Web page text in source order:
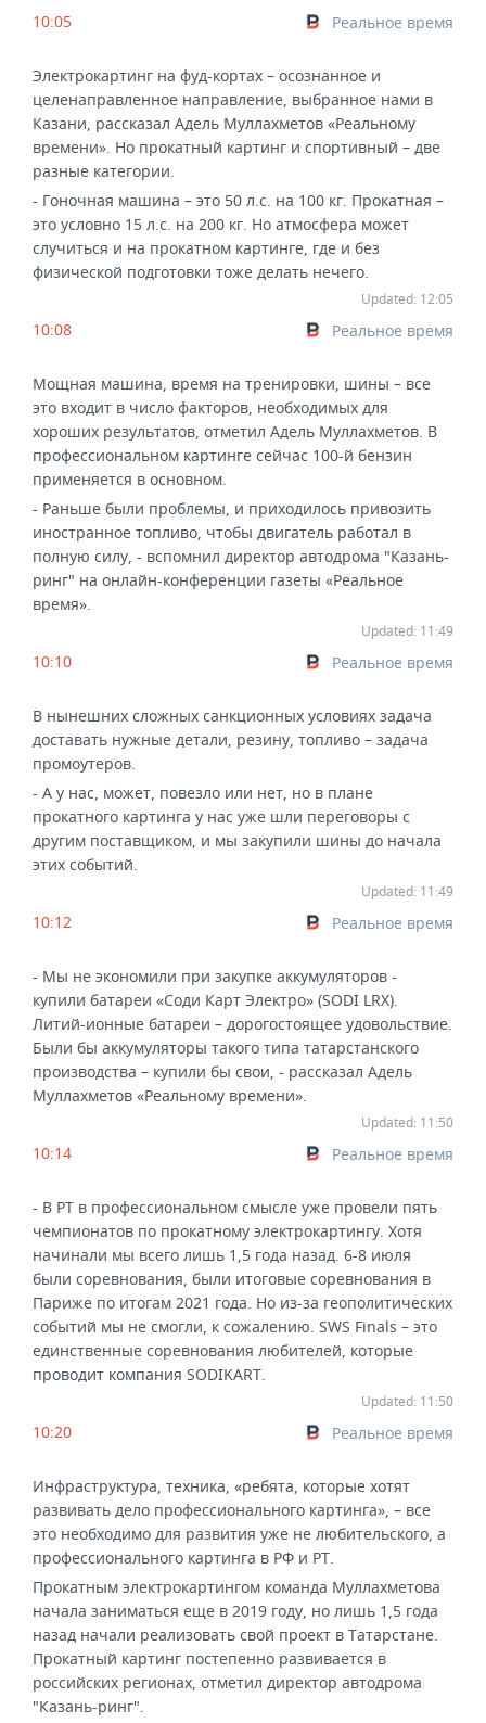
10:05 Реальное время
Электрокартинг на фуд-кортах – осознанное и
целенаправленное направление, выбранное нами в
Казани, рассказал Адель Муллахметов «Реальному
времени». Но прокатный картинг и спортивный – две
разные категории.
- Гоночная машина – это 50 л.с. на 100 кг. Прокатная –
это условно 15 л.с. на 200 кг. Но атмосфера может
случиться и на прокатном картинге, где и без
физической подготовки тоже делать нечего.
Updated: 12:05
10:08 Реальное время
Мощная машина, время на тренировки, шины – все
это входит в число факторов, необходимых для
хороших результатов, отметил Адель Муллахметов. В
профессиональном картинге сейчас 100-й бензин
применяется в основном.
- Раньше были проблемы, и приходилось привозить
иностранное топливо, чтобы двигатель работал в
полную силу, - вспомнил директор автодрома "Казань-
ринг" на онлайн-конференции газеты «Реальное
время».
Updated: 11:49
10:10 Реальное время
В нынешних сложных санкционных условиях задача
доставать нужные детали, резину, топливо – задача
промоутеров.
- А у нас, может, повезло или нет, но в плане
прокатного картинга у нас уже шли переговоры с
другим поставщиком, и мы закупили шины до начала
этих событий.
Updated: 11:49
10:12 Реальное время
- Мы не экономили при закупке аккумуляторов -
купили батареи «Соди Карт Электро» (SODI LRX).
Литий-ионные батареи – дорогостоящее удовольствие.
Были бы аккумуляторы такого типа татарстанского
производства – купили бы свои, - рассказал Адель
Муллахметов «Реальному времени».
Updated: 11:50
10:14 Реальное время
- В РТ в профессиональном смысле уже провели пять
чемпионатов по прокатному электрокартингу. Хотя
начинали мы всего лишь 1,5 года назад. 6-8 июля
были соревнования, были итоговые соревнования в
Париже по итогам 2021 года. Но из-за геополитических
событий мы не смогли, к сожалению. SWS Finals – это
единственные соревнования любителей, которые
проводит компания SODIKART.
Updated: 11:50
10:20 Реальное время
Инфраструктура, техника, «ребята, которые хотят
развивать дело профессионального картинга», – все
это необходимо для развития уже не любительского, а
профессионального картинга в РФ и РТ.
Прокатным электрокартингом команда Муллахметова
начала заниматься еще в 2019 году, но лишь 1,5 года
назад начали реализовать свой проект в Татарстане.
Прокатный картинг постепенно развивается в
российских регионах, отметил директор автодрома
"Казань-ринг".